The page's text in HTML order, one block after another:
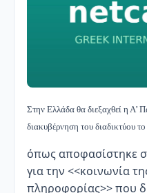
Στην Ελλάδα θα διεξαχθεί η Α’
διακυβέρνηση του διαδικτύου
όπως αποφασίστηκε
για την <<κοινωνία
πληροφορίας>> που